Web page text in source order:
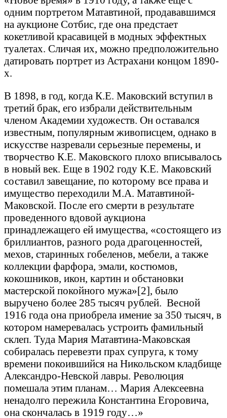
одним портретом Матавтиной, продававшимся
на аукционе Сотбис, где она предстает
кокетливой красавицей в модных эффектных
туалетах. Сличая их, можно предположительно
датировать портрет из Астрахани концом 1890-
х.
В 1898, в год, когда К.Е. Маковский вступил в
третий брак, его избрали действительным
членом Академии художеств. Он оставался
известным, популярным живописцем, однако в
искусстве назревали серьезные перемены, и
творчество К.Е. Маковского плохо вписывалось
в новый век. Еще в 1902 году К.Е. Маковский
составил завещание, по которому все права и
имущество переходили М.А. Матавтиной-
Маковской. После его смерти в результате
проведенного вдовой аукциона
принадлежащего ей имущества, «состоящего из
бриллиантов, разного рода драгоценностей,
мехов, старинных гобеленов, мебели, а также
коллекции фарфора, эмали, костюмов,
кокошников, икон, картин и обстановки
мастерской покойного мужа»[2], было
выручено более 285 тысяч рублей. Весной
1916 года она приобрела имение за 350 тысяч, в
котором намеревалась устроить фамильный
склеп. Туда Мария Матавтина-Маковская
собиралась перевезти прах супруга, к тому
времени покоившийся на Никольском кладбище
Александро-Невской лавры. Революция
помешала этим планам… Мария Алексеевна
ненадолго пережила Константина Егоровича,
она скончалась в 1919 году…»